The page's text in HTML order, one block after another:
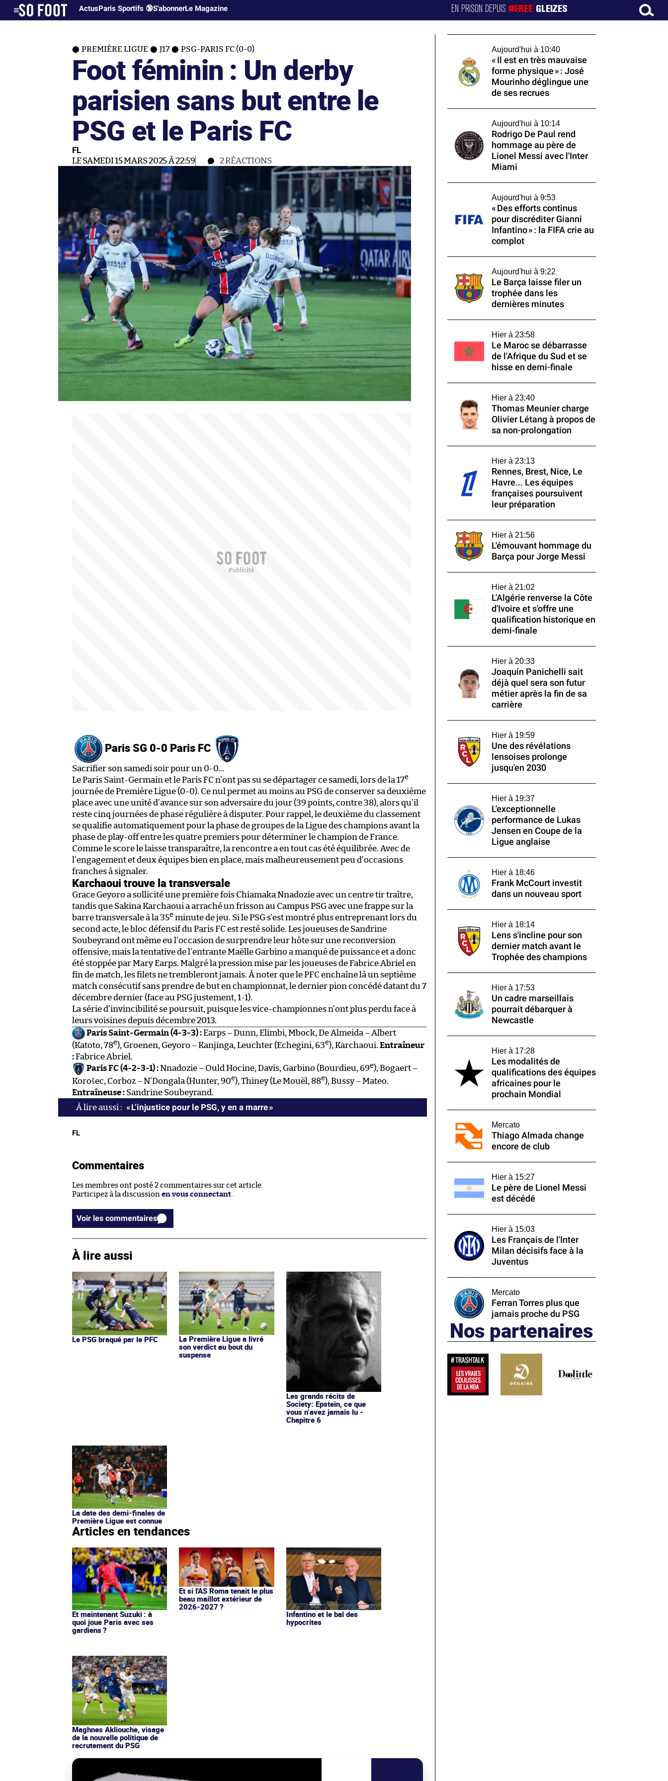
ActusParis Sportifs 🔞S'abonnerLe Magazine EN PRISON DEPUIS#FREE GLEIZES
PREMIÈRE LIGUE J17 PSG-PARIS FC (0-0)
Foot féminin : Un derby
parisien sans but entre le
PSG et le Paris FC
FL
LE SAMEDI 15 MARS 2025 À 22:59 2RÉACTIONS
Paris SG 0-0 Paris FC
Sacrifier son samedi soir pour un 0-0…
Le Paris Saint-Germain et le Paris FC n’ont pas su se départager ce samedi, lors de la 17e
journée de Première Ligue (0-0). Ce nul permet au moins au PSG de conserver sa deuxième
place avec une unité d’avance sur son adversaire du jour (39 points, contre 38), alors qu’il
reste cinq journées de phase régulière à disputer. Pour rappel, le deuxième du classement
se qualifie automatiquement pour la phase de groupes de la Ligue des champions avant la
phase de play-off entre les quatre premiers pour déterminer le champion de France.
Comme le score le laisse transparaître, la rencontre a en tout cas été équilibrée. Avec de
l’engagement et deux équipes bien en place, mais malheureusement peu d’occasions
franches à signaler.
Karchaoui trouve la transversale
Grace Geyoro a sollicité une première fois Chiamaka Nnadozie avec un centre tir traître,
tandis que Sakina Karchaoui a arraché un frisson au Campus PSG avec une frappe sur la
barre transversale à la 35e minute de jeu. Si le PSG s’est montré plus entreprenant lors du
second acte, le bloc défensif du Paris FC est resté solide. Les joueuses de Sandrine
Soubeyrand ont même eu l’occasion de surprendre leur hôte sur une reconversion
offensive, mais la tentative de l’entrante Maëlle Garbino a manqué de puissance et a donc
été stoppée par Mary Earps. Malgré la pression mise par les joueuses de Fabrice Abriel en
fin de match, les filets ne trembleront jamais. À noter que le PFC enchaîne là un septième
match consécutif sans prendre de but en championnat, le dernier pion concédé datant du 7
décembre dernier (face au PSG justement, 1-1).
La série d’invincibilité se poursuit, puisque les vice-championnes n’ont plus perdu face à
leurs voisines depuis décembre 2013.
Paris Saint-Germain (4-3-3) :Earps – Dunn, Elimbi, Mbock, De Almeida – Albert
(Katoto, 78e), Groenen, Geyoro – Kanjinga, Leuchter (Echegini, 63e), Karchaoui. Entraîneur
:Fabrice Abriel.
Paris FC (4-2-3-1) :Nnadozie – Ould Hocine, Davis, Garbino (Bourdieu, 69e), Bogaert –
Korošec, Corboz – N’Dongala (Hunter, 90e), Thiney (Le Mouël, 88e), Bussy – Mateo.
Entraîneuse : Sandrine Soubeyrand.
« L’injustice pour le PSG, y en a marre »
FL
Commentaires
Les membres ont posté 2 commentaires sur cet article.
Participez à la discussion en vous connectant
Voir les commentaires
À lire aussi
Le PSG braqué par le PFC
La Première Ligue a livré
son verdict au bout du
suspense
Les grands récits de
Society: Epstein, ce que
vous n’avez jamais lu -
Chapitre 6
La date des demi-finales de
Première Ligue est connue
Articles en tendances
Et maintenant Suzuki : à
quoi joue Paris avec ses
gardiens ?
Et si l'AS Roma tenait le plus
beau maillot extérieur de
2026-2027 ?
Infantino et le bal des
hypocrites
Maghnes Akliouche, visage
de la nouvelle politique de
recrutement du PSG
Aujourd'hui à 10:40
« Il est en très mauvaise
forme physique » : José
Mourinho déglingue une
de ses recrues
Aujourd'hui à 10:14
Rodrigo De Paul rend
hommage au père de
Lionel Messi avec l'Inter
Miami
Aujourd'hui à 9:53
« Des efforts continus
pour discréditer Gianni
Infantino » : la FIFA crie au
complot
Aujourd'hui à 9:22
Le Barça laisse filer un
trophée dans les
dernières minutes
Hier à 23:58
Le Maroc se débarrasse
de l'Afrique du Sud et se
hisse en demi-finale
Hier à 23:40
Thomas Meunier charge
Olivier Létang à propos de
sa non-prolongation
Hier à 23:13
Rennes, Brest, Nice, Le
Havre... Les équipes
françaises poursuivent
leur préparation
Hier à 21:56
L'émouvant hommage du
Barça pour Jorge Messi
Hier à 21:02
L'Algérie renverse la Côte
d'Ivoire et s'offre une
qualification historique en
demi-finale
Hier à 20:33
Joaquín Panichelli sait
déjà quel sera son futur
métier après la fin de sa
carrière
Hier à 19:59
Une des révélations
lensoises prolonge
jusqu'en 2030
Hier à 19:37
L'exceptionnelle
performance de Lukas
Jensen en Coupe de la
Ligue anglaise
Hier à 18:46
Frank McCourt investit
dans un nouveau sport
Hier à 18:14
Lens s'incline pour son
dernier match avant le
Trophée des champions
Hier à 17:53
Un cadre marseillais
pourrait débarquer à
Newcastle
Hier à 17:28
Les modalités de
qualifications des équipes
africaines pour le
prochain Mondial
Mercato
Thiago Almada change
encore de club
Hier à 15:27
Le père de Lionel Messi
est décédé
Hier à 15:03
Les Français de l'Inter
Milan décisifs face à la
Juventus
Mercato
Ferran Torres plus que
jamais proche du PSG
Nos partenaires